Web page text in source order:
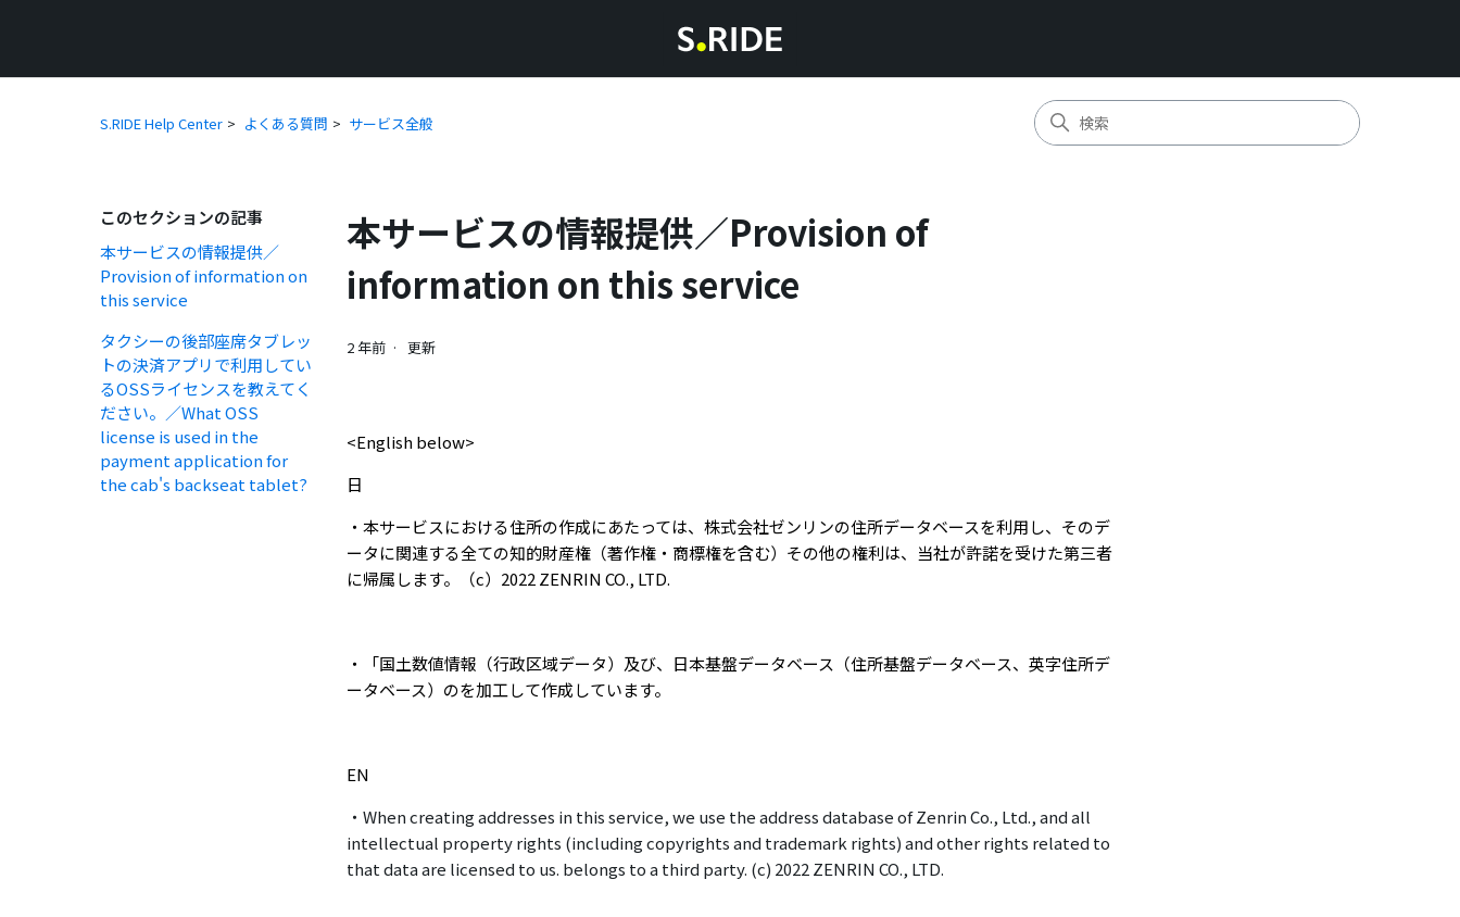
S.RIDE Help Center よくある質問 サービス全般
このセクションの記事
本サービスの情報提供／
Provision of information on
this service
タクシーの後部座席タブレッ
トの決済アプリで利用してい
るOSSライセンスを教えてく
ださい。／What OSS
license is used in the
payment application for
the cab's backseat tablet?
本サービスの情報提供／Provision of
information on this service
2 年前 更新
<English below>
日
・本サービスにおける住所の作成にあたっては、株式会社ゼンリンの住所データベースを利用し、そのデ
ータに関連する全ての知的財産権（著作権・商標権を含む）その他の権利は、当社が許諾を受けた第三者
に帰属します。（c） 2022 ZENRIN CO., LTD.
・「国土数値情報（行政区域データ）及び、日本基盤データベース（住所基盤データベース、英字住所デ
ータベース）のを加工して作成しています。
EN
・When creating addresses in this service, we use the address database of Zenrin Co., Ltd., and all
intellectual property rights (including copyrights and trademark rights) and other rights related to
that data are licensed to us. belongs to a third party. (c) 2022 ZENRIN CO., LTD.